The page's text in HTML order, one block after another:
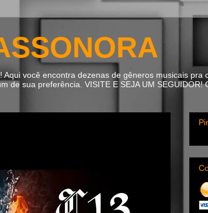
você encontra dezenas de gêneros musicais
de sua preferência. VISITE E SEJA UM SEGUIDOR!